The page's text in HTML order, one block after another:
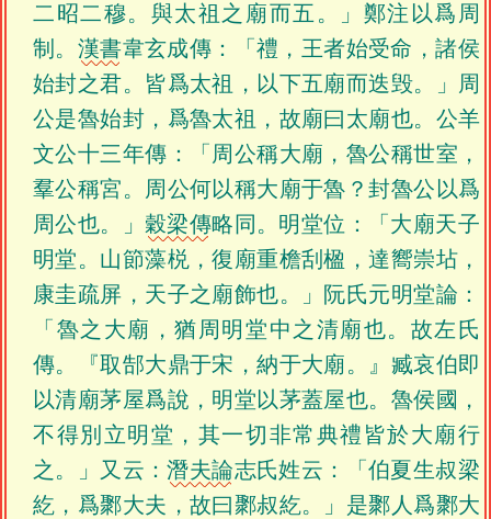
二昭二穆。與太祖之廟而五。」鄭注以爲周
制。 漢書韋玄成傳：「禮，王者始受命，諸侯
始封之君。皆爲太祖，以下五廟而迭毁。」周
公是魯始封，爲魯太祖，故廟曰太廟也。公羊
文公十三年傳：「周公稱大廟，魯公稱世室，
羣公稱宮。周公何以稱大廟于魯？封魯公以爲
周公也。」 穀梁傳略同。明堂位：「大廟天子
明堂。山節藻棁，復廟重檐刮楹，達嚮崇坫，
康圭疏屏，天子之廟飾也。」阮氏元明堂論：
「魯之大廟，猶周明堂中之清廟也。故左氏
傳。『取郜大鼎于宋，納于大廟。』臧哀伯即
以清廟茅屋爲說，明堂以茅蓋屋也。魯侯國，
不得別立明堂，其一切非常典禮皆於大廟行
之。」又云：潛夫論志氏姓云：「伯夏生叔梁
紇，爲鄹大夫，故曰鄹叔紇。」是鄹人爲鄹大